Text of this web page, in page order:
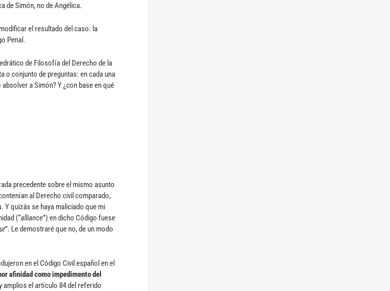
de Simón, no de Angélica.
el resultado del caso: la
Penal.
de Filosofía del Derecho de la
o conjunto de preguntas: en cada una
a Simón? Y ¿con base en qué
precedente sobre el mismo asunto
al Derecho civil comparado,
. Y quizás se haya maliciado que mi
(“alliance”) en dicho Código fuese
”. Le demostraré que no, de un modo
en el Código Civil español en el
afinidad como impedimento del
amplios el artículo 84 del referido